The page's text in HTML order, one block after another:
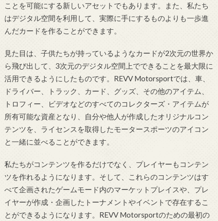
ことを可能にする新しいアセットでもあります。また、私たち
はデジタル空間を利用して、実際に手にするものよりも一歩進
んだカードを作ることができます。
見た目は、子供たちが持っているようなカードが2次元の世界か
ら飛び出して、3次元のデジタル空間上でできることを最大限に
活用できるようにしたものです。REVV Motorsportでは、車、
ドライバー、トラック、カード、グッズ、その他のアイテム、
トロフィー、ビデオなどのすべてのコレクターズ・アイテムが
所有可能な資産となり、自分や他人が作成したオリジナルコン
テンツを、ライセンスを取得したモータースポーツのアイコン
と一緒に並べることができます。
私たちがコンテンツを作るだけでなく、プレイヤーもコンテン
ツを作れるようになります。そして、これらのコンテンツはす
べて企画されたゲームモード内のマーケットプレイスや、プレ
イヤーが作成・企画したトーナメントやイベントで存在するこ
とができるようになります。REVV Motorsportのための最初の